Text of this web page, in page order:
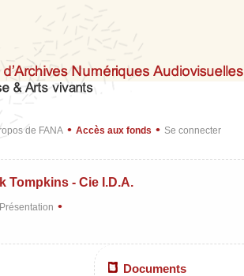
de FANA • Accès aux fonds • Se connecter
Tompkins - Cie I.D.A.
Présentation •
Documents